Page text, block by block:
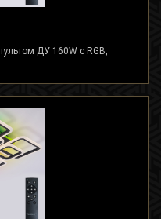
ДУ 160W с RGB,